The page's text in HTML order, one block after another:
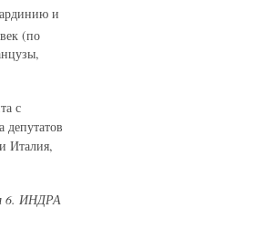
и
(по
с
депутатов
Италия,
6. ИНДРА